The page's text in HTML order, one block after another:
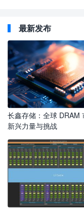
最新发布
长鑫存储：全球 DRAM
新兴力量与挑战